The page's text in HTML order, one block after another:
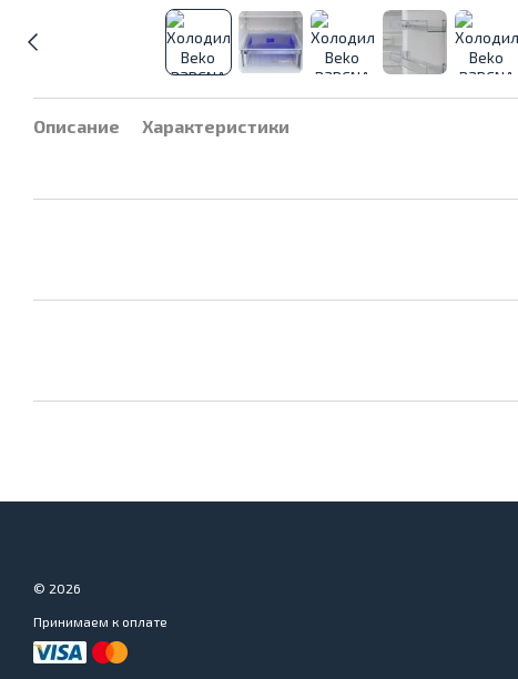
Описание Характеристики
© 2026
Принимаем к оплате